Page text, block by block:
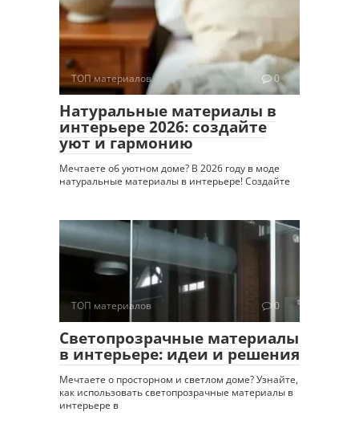
ТОП материалов 0
Натуральные материалы в
интерьере 2026: создайте
уют и гармонию
Мечтаете об уютном доме? В 2026 году в моде
натуральные материалы в интерьере! Создайте
ТОП материалов 0
Светопрозрачные материалы
в интерьере: идеи и решения
Мечтаете о просторном и светлом доме? Узнайте,
как использовать светопрозрачные материалы в
интерьере в